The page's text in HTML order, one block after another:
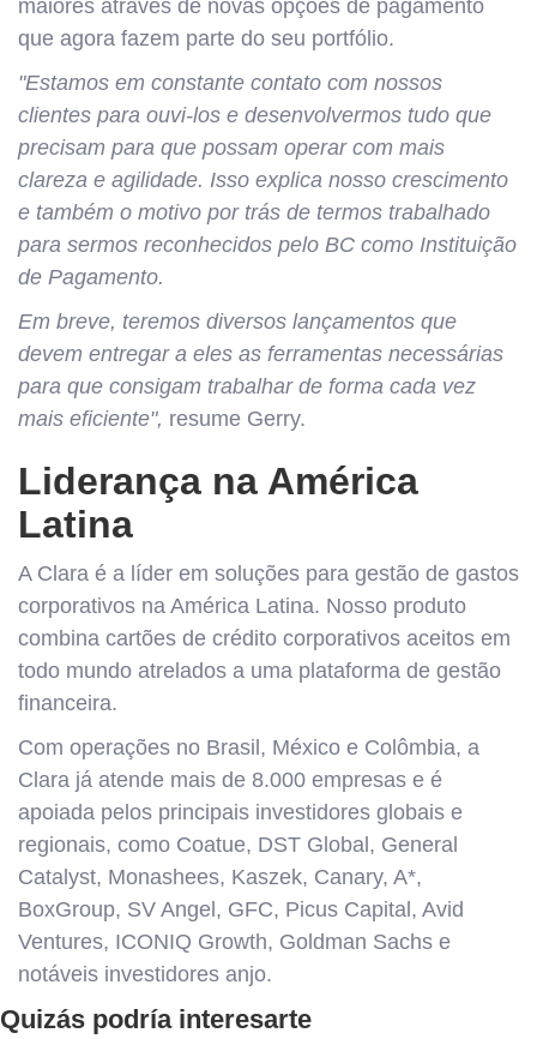
maiores através de novas opções de pagamento
que agora fazem parte do seu portfólio.
"Estamos em constante contato com nossos
clientes para ouvi-los e desenvolvermos tudo que
precisam para que possam operar com mais
clareza e agilidade. Isso explica nosso crescimento
e também o motivo por trás de termos trabalhado
para sermos reconhecidos pelo BC como Instituição
de Pagamento.
Em breve, teremos diversos lançamentos que
devem entregar a eles as ferramentas necessárias
para que consigam trabalhar de forma cada vez
mais eficiente", resume Gerry.
Liderança na América
Latina
A Clara é a líder em soluções para gestão de gastos
corporativos na América Latina. Nosso produto
combina cartões de crédito corporativos aceitos em
todo mundo atrelados a uma plataforma de gestão
financeira.
Com operações no Brasil, México e Colômbia, a
Clara já atende mais de 8.000 empresas e é
apoiada pelos principais investidores globais e
regionais, como Coatue, DST Global, General
Catalyst, Monashees, Kaszek, Canary, A*,
BoxGroup, SV Angel, GFC, Picus Capital, Avid
Ventures, ICONIQ Growth, Goldman Sachs e
notáveis investidores anjo.
Quizás podría interesarte